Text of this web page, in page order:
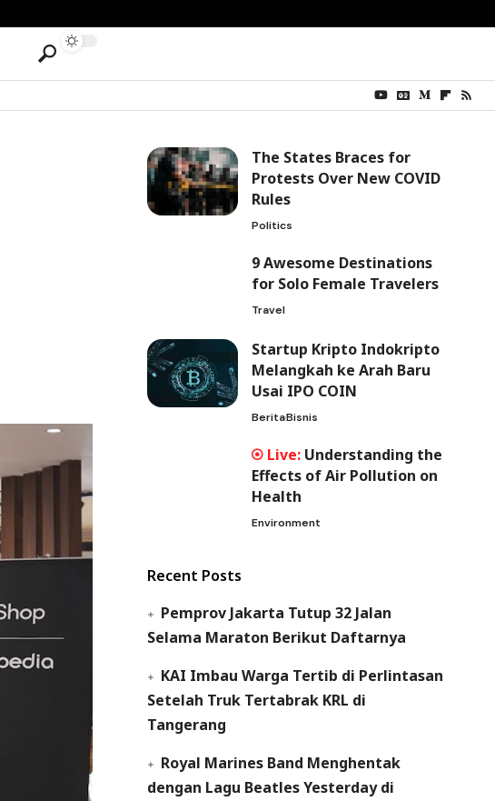
The States Braces for
Protests Over New COVID
Rules
Politics
9 Awesome Destinations
for Solo Female Travelers
Travel
Startup Kripto Indokripto
Melangkah ke Arah Baru
Usai IPO COIN
BeritaBisnis
Understanding the
Effects of Air Pollution on
Health
Environment
Recent Posts
Pemprov Jakarta Tutup 32 Jalan
Selama Maraton Berikut Daftarnya
KAI Imbau Warga Tertib di Perlintasan
Setelah Truk Tertabrak KRL di
Tangerang
Royal Marines Band Menghentak
dengan Lagu Beatles Yesterday di